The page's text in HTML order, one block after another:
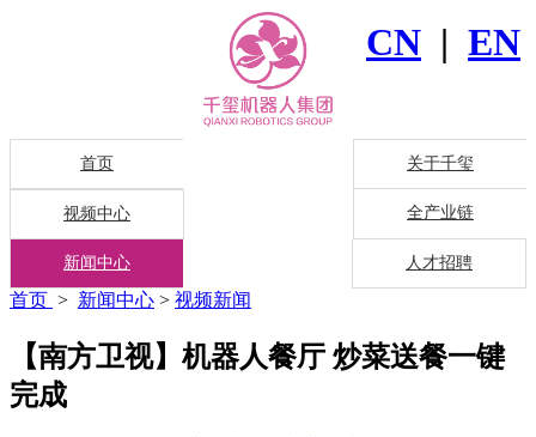
CN | EN
首页 关于千玺
视频中心 全产业链
新闻中心 人才招聘
首页 > 新闻中心 > 视频新闻
【南方卫视】机器人餐厅 炒菜送餐一键
完成